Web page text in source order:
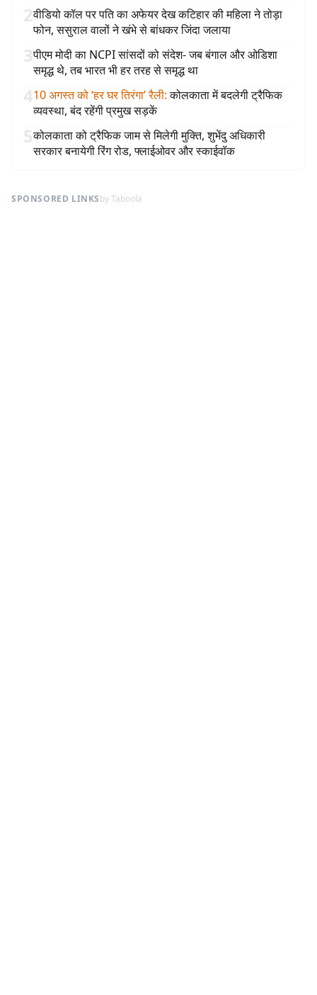
2वीडियो कॉल पर पति का अफेयर देख कटिहार की महिला ने तोड़ा
फोन, ससुराल वालों ने खंभे से बांधकर जिंदा जलाया
3पीएम मोदी का NCPI सांसदों को संदेश- जब बंगाल और ओडिशा
समृद्ध थे, तब भारत भी हर तरह से समृद्ध था
410 अगस्त को ‘हर घर तिरंगा’ रैली: कोलकाता में बदलेगी ट्रैफिक
व्यवस्था, बंद रहेंगी प्रमुख सड़कें
5कोलकाता को ट्रैफिक जाम से मिलेगी मुक्ति, शुभेंदु अधिकारी
सरकार बनायेगी रिंग रोड, फ्लाईओवर और स्काईवॉक
SPONSORED LINKSby Taboola